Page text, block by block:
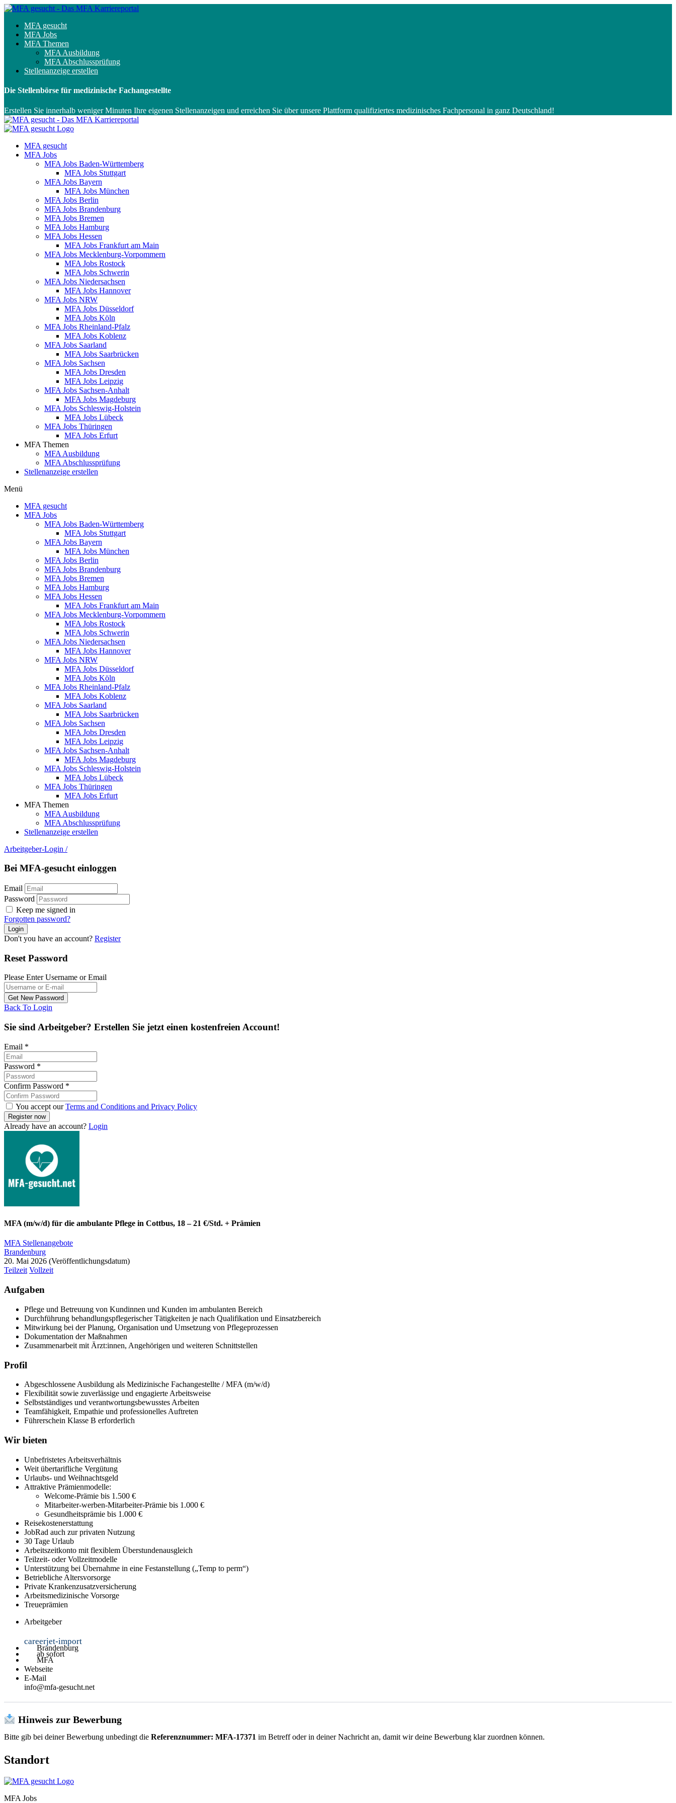
MFA gesucht
MFA Jobs
MFA Themen
MFA Ausbildung
MFA Abschlussprüfung
Stellenanzeige erstellen
Die Stellenbörse für medizinische Fachangestellte
Erstellen Sie innerhalb weniger Minuten Ihre eigenen Stellenanzeigen und erreichen Sie über unsere Plattform qualifiziertes medizinisches Fachpersonal in ganz Deutschland!
MFA gesucht
MFA Jobs
MFA Jobs Baden-Württemberg
MFA Jobs Stuttgart
MFA Jobs Bayern
MFA Jobs München
MFA Jobs Berlin
MFA Jobs Brandenburg
MFA Jobs Bremen
MFA Jobs Hamburg
MFA Jobs Hessen
MFA Jobs Frankfurt am Main
MFA Jobs Mecklenburg-Vorpommern
MFA Jobs Rostock
MFA Jobs Schwerin
MFA Jobs Niedersachsen
MFA Jobs Hannover
MFA Jobs NRW
MFA Jobs Düsseldorf
MFA Jobs Köln
MFA Jobs Rheinland-Pfalz
MFA Jobs Koblenz
MFA Jobs Saarland
MFA Jobs Saarbrücken
MFA Jobs Sachsen
MFA Jobs Dresden
MFA Jobs Leipzig
MFA Jobs Sachsen-Anhalt
MFA Jobs Magdeburg
MFA Jobs Schleswig-Holstein
MFA Jobs Lübeck
MFA Jobs Thüringen
MFA Jobs Erfurt
MFA Themen
MFA Ausbildung
MFA Abschlussprüfung
Stellenanzeige erstellen
Menü
MFA gesucht
MFA Jobs
MFA Jobs Baden-Württemberg
MFA Jobs Stuttgart
MFA Jobs Bayern
MFA Jobs München
MFA Jobs Berlin
MFA Jobs Brandenburg
MFA Jobs Bremen
MFA Jobs Hamburg
MFA Jobs Hessen
MFA Jobs Frankfurt am Main
MFA Jobs Mecklenburg-Vorpommern
MFA Jobs Rostock
MFA Jobs Schwerin
MFA Jobs Niedersachsen
MFA Jobs Hannover
MFA Jobs NRW
MFA Jobs Düsseldorf
MFA Jobs Köln
MFA Jobs Rheinland-Pfalz
MFA Jobs Koblenz
MFA Jobs Saarland
MFA Jobs Saarbrücken
MFA Jobs Sachsen
MFA Jobs Dresden
MFA Jobs Leipzig
MFA Jobs Sachsen-Anhalt
MFA Jobs Magdeburg
MFA Jobs Schleswig-Holstein
MFA Jobs Lübeck
MFA Jobs Thüringen
MFA Jobs Erfurt
MFA Themen
MFA Ausbildung
MFA Abschlussprüfung
Stellenanzeige erstellen
Arbeitgeber-Login /
Bei MFA-gesucht einloggen
Email
Password
Keep me signed in
Forgotten password?
Don't you have an account? Register
Reset Password
Please Enter Username or Email
Back To Login
Sie sind Arbeitgeber? Erstellen Sie jetzt einen kostenfreien Account!
Email *
Password *
Confirm Password *
You accept ourTerms and Conditions and Privacy Policy
Already have an account? Login
MFA (m/w/d) für die ambulante Pflege in Cottbus, 18 – 21 €/Std. + Prämien
MFA Stellenangebote
Brandenburg
20. Mai 2026
Teilzeit Vollzeit
Aufgaben
Pflege und Betreuung von Kundinnen und Kunden im ambulanten Bereich
Durchführung behandlungspflegerischer Tätigkeiten je nach Qualifikation und Einsatzbereich
Mitwirkung bei der Planung, Organisation und Umsetzung von Pflegeprozessen
Dokumentation der Maßnahmen
Zusammenarbeit mit Ärzt:innen, Angehörigen und weiteren Schnittstellen
Profil
Abgeschlossene Ausbildung als Medizinische Fachangestellte / MFA (m/w/d)
Flexibilität sowie zuverlässige und engagierte Arbeitsweise
Selbstständiges und verantwortungsbewusstes Arbeiten
Teamfähigkeit, Empathie und professionelles Auftreten
Führerschein Klasse B erforderlich
Wir bieten
Unbefristetes Arbeitsverhältnis
Weit übertarifliche Vergütung
Urlaubs- und Weihnachtsgeld
Attraktive Prämienmodelle:
Welcome-Prämie bis 1.500 €
Mitarbeiter-werben-Mitarbeiter-Prämie bis 1.000 €
Gesundheitsprämie bis 1.000 €
Reisekostenerstattung
JobRad auch zur privaten Nutzung
30 Tage Urlaub
Arbeitszeitkonto mit flexiblem Überstundenausgleich
Teilzeit- oder Vollzeitmodelle
Unterstützung bei Übernahme in eine Festanstellung („Temp to perm“)
Betriebliche Altersvorsorge
Private Krankenzusatzversicherung
Arbeitsmedizinische Vorsorge
Treueprämien
Arbeitgeber
careerjet-import
Brandenburg
ab sofort
MFA
Webseite
E-Mail
info@mfa-gesucht.net
Hinweis zur Bewerbung
Bitte gib bei deiner Bewerbung unbedingt die Referenznummer: MFA-17371 im Betreff oder in deiner Nachricht an, damit wir deine Bewerbung klar zuordnen können.
Standort
MFA Jobs